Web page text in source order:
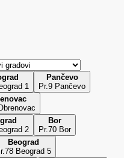
1
Pančevo
Pr.9 Pančevo
2
Bor
Pr.70 Bor
Beograd
Beograd 5